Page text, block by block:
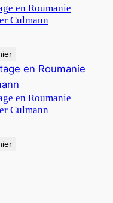
en Roumanie
Culmann
en Roumanie
Culmann